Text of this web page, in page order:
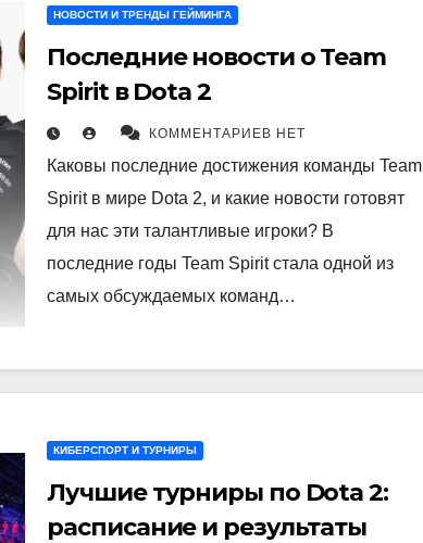
НОВОСТИ И ТРЕНДЫ ГЕЙМИНГА
Последние новости о Team
Spirit в Dota 2
КОММЕНТАРИЕВ НЕТ
Каковы последние достижения команды Team
Spirit в мире Dota 2, и какие новости готовят
для нас эти талантливые игроки? В
последние годы Team Spirit стала одной из
самых обсуждаемых команд…
КИБЕРСПОРТ И ТУРНИРЫ
Лучшие турниры по Dota 2:
расписание и результаты